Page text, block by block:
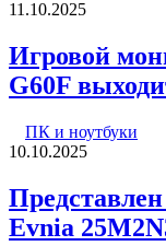
11.10.2025
Игровой
G60F
ПК и ноутбуки
10.10.2025
Evnia